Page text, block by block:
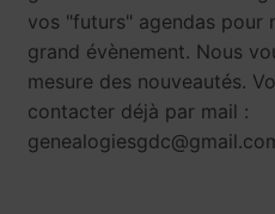
vos "futurs" agendas pour
grand évènement. Nous
mesure des nouveautés.
contacter déjà par mail :